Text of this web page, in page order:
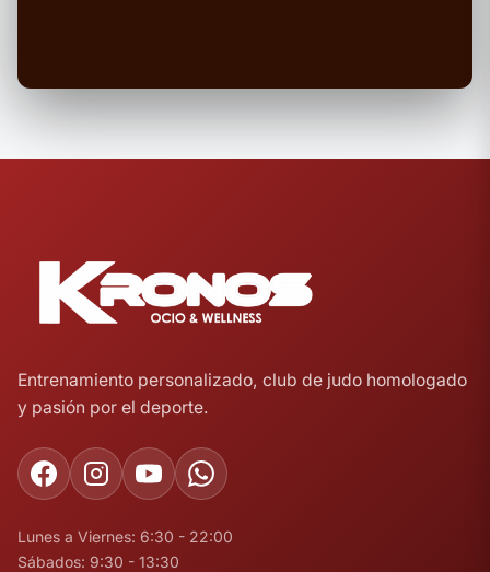
Entrenamiento personalizado, club de judo homologado
y pasión por el deporte.
Lunes a Viernes: 6:30 - 22:00
Sábados: 9:30 - 13:30